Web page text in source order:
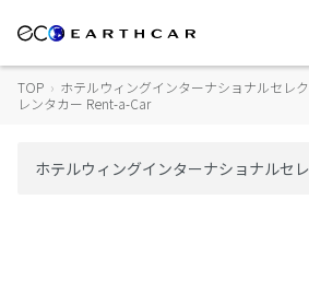
TOP › ホテルウィングインターナショナルセレ
レンタカー Rent-a-Car